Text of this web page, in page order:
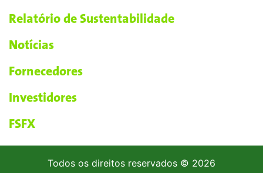
Relatório de Sustentabilidade
Notícias
Fornecedores
Investidores
FSFX
Todos os direitos reservados © 2026